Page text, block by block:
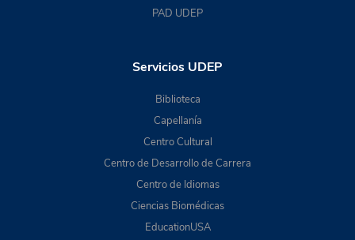
PAD UDEP
Servicios UDEP
Biblioteca
Capellanía
Centro Cultural
Centro de Desarrollo de Carrera
Centro de Idiomas
Ciencias Biomédicas
EducationUSA